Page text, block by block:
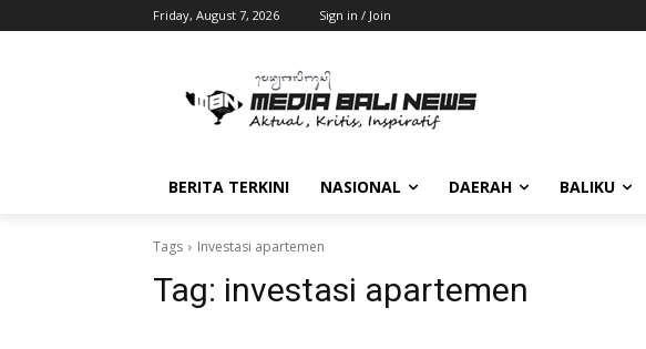
Friday, August 7, 2026 Sign in / Join
BERITA TERKINI NASIONAL DAERAH BALIKU
Tags Investasi apartemen
Tag: investasi apartemen